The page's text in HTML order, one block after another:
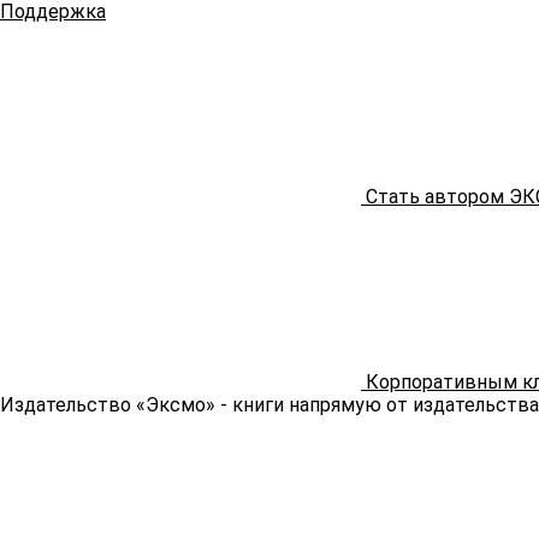
Поддержка
Стать автором
Корпоративным
Издательство «Эксмо» - книги напрямую от издательства